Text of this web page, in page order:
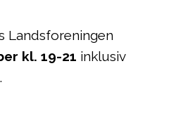
Landsforeningen
kl. 19-21 inklusiv